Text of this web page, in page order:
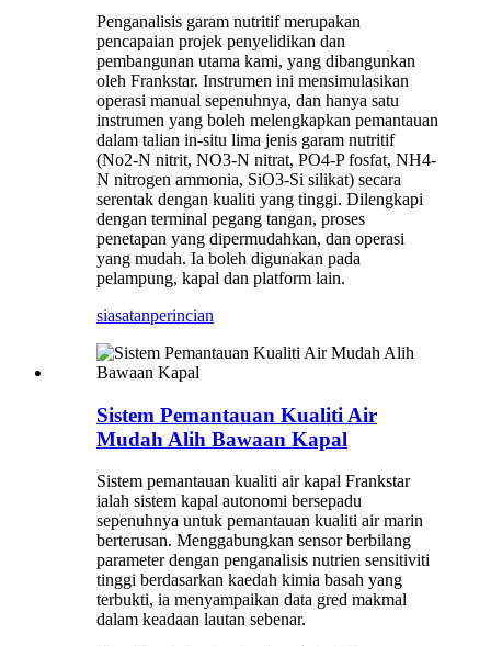
Penganalisis garam nutritif merupakan
pencapaian projek penyelidikan dan
pembangunan utama kami, yang dibangunkan
oleh Frankstar. Instrumen ini mensimulasikan
operasi manual sepenuhnya, dan hanya satu
instrumen yang boleh melengkapkan pemantauan
dalam talian in-situ lima jenis garam nutritif
(No2-N nitrit, NO3-N nitrat, PO4-P fosfat, NH4-
N nitrogen ammonia, SiO3-Si silikat) secara
serentak dengan kualiti yang tinggi. Dilengkapi
dengan terminal pegang tangan, proses
penetapan yang dipermudahkan, dan operasi
yang mudah. ​​Ia boleh digunakan pada
pelampung, kapal dan platform lain.
siasatanperincian
Sistem Pemantauan Kualiti Air
Mudah Alih Bawaan Kapal
Sistem pemantauan kualiti air kapal Frankstar
ialah sistem kapal autonomi bersepadu
sepenuhnya untuk pemantauan kualiti air marin
berterusan. Menggabungkan sensor berbilang
parameter dengan penganalisis nutrien sensitiviti
tinggi berdasarkan kaedah kimia basah yang
terbukti, ia menyampaikan data gred makmal
dalam keadaan lautan sebenar.